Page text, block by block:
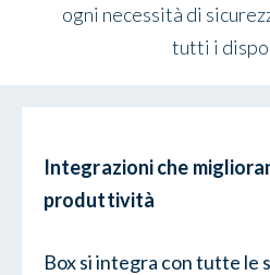
ogni necessità di
tutti i
Integrazioni che
produttività
Box si integra con tutte le